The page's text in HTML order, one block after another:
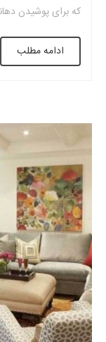
که برای پوشیدن
سقف مانند دال دو
مکعبی و توخالی
ادامه مطلب